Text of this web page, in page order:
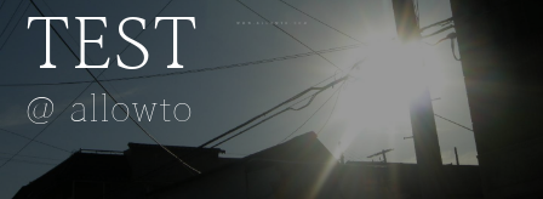
TEST
@ allowto
구체관절인형
@ allowto
열기구
@ allowto
꽃망울
@ allowto
빨간꽃
@ allowto